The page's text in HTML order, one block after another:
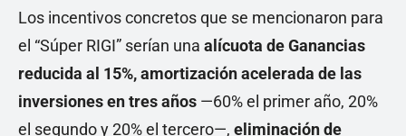
Los incentivos concretos que se mencionaron para
el “Súper RIGI” serían una alícuota de Ganancias
reducida al 15%, amortización acelerada de las
inversiones en tres años —60% el primer año, 20%
el segundo y 20% el tercero—, eliminación de